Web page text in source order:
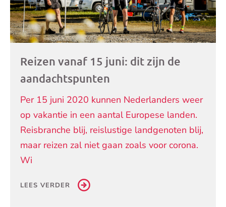
Reizen vanaf 15 juni: dit zijn de
aandachtspunten
Per 15 juni 2020 kunnen Nederlanders weer
op vakantie in een aantal Europese landen.
Reisbranche blij, reislustige landgenoten blij,
maar reizen zal niet gaan zoals voor corona.
Wi
LEES VERDER